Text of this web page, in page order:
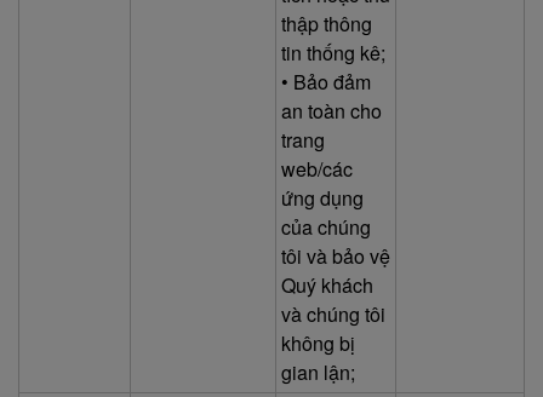
thập thông
tin thống kê;
• Bảo đảm
an toàn cho
trang
web/các
ứng dụng
của chúng
tôi và bảo vệ
Quý khách
và chúng tôi
không bị
gian lận;